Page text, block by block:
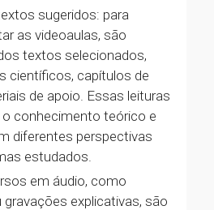
sugeridos: para
as videoaulas, são
textos selecionados,
científicos, capítulos de
de apoio. Essas leituras
conhecimento teórico e
diferentes perspectivas
estudados.
em áudio, como
explicativas, são